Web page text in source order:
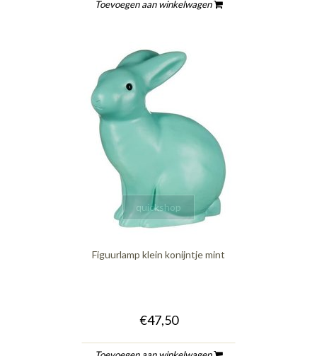
Toevoegen aan winkelwagen
quickshop
Figuurlamp klein konijntje mint
€47,50